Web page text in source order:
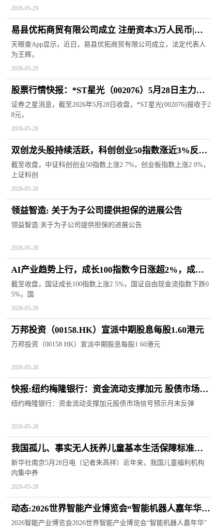
2026-05-29
易县优拓商贸有限公司成立 注册资本3万人民币|每
日观察
天眼查App显示，近日，易县优拓商贸有限公司成立，法定代表人
为王辉，
2026-05-29
股票行情快报：*ST星光（002076）5月28日主力资
金净买入511.47万元_焦点速递
证券之星消息，截至2026年5月28日收盘，*ST星光(002076)报收于2
8元，
2026-05-28
双创龙头股持续活跃，科创创业50指数涨近3%反包
昨日阴线，科创创业ETF易方达（159781）受资金
持续关注 独家焦点
截至收盘，中证科创创业50指数上涨2 7%，创业板指数上涨2 0%，
上证科创
2026-05-28
领益智造: 关于为子公司提供担保的进展公告
领益智造:关于为子公司提供担保的进展公告
2026-05-28
AI产业趋势上行，成长100指数今日涨超2%，成长
ETF易方达（159259）持续“吸金”
截至收盘，国证成长100指数上涨2 5%，国证自由现金流指数下跌0
5%，国
2026-05-28
万邦投资（00158.HK）宣派中期股息每股1.60港元
万邦投资（00158 HK）宣派中期股息每股1 60港元
2026-05-28
快报:纽约梅隆银行：资金流动支撑加元 股债市场信
号预示月末反弹
纽约梅隆银行：资金流动支撑加元股债市场信号预示月末反弹
2026-05-28
我国孤儿、事实无人抚养儿童基本生活保障标准稳
步提高-视焦点讯
新华社南京5月28日电（记者朱高祥）近年来，我国儿童福利机构
内集中养
2026-05-28
动态:2026世界智能产业博览会“智能机器人嘉年华”
与您相约天津文化中心 扫码阅读手机版
2026智能产业博览会2026世界智能产业博览会“智能机器人嘉年华”